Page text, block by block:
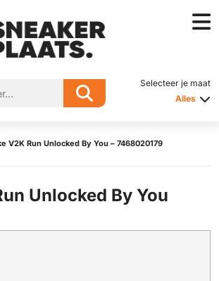
Selecteer je maat
Alles
V2K Run Unlocked By You – 7468020179
Unlocked By You